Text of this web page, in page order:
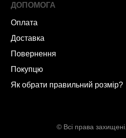
ДОПОМОГА
Оплата
Доставка
Повернення
Покупцю
Як обрати правильний розмір?
© Всі права